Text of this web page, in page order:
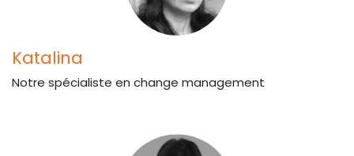
Katalina
Notre spécialiste en change management